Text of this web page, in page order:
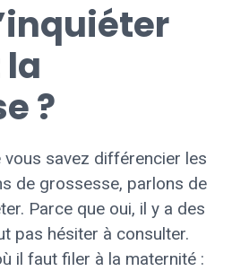
?
vous savez différencier les
de grossesse, parlons de
Parce que oui, il y a des
pas hésiter à consulter.
il faut filer à la maternité :